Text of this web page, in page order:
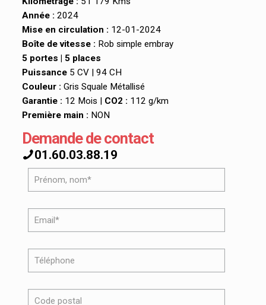
Année : 2024
Mise en circulation : 12-01-2024
Boîte de vitesse : Rob simple embray
5 portes | 5 places
Puissance 5 CV | 94 CH
Couleur : Gris Squale Métallisé
Garantie : 12 Mois | CO2 : 112 g/km
Première main : NON
Demande de contact
01.60.03.88.19